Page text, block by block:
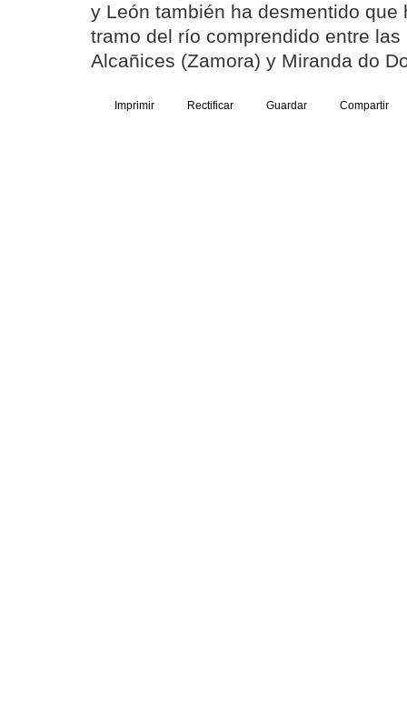
y León también ha desmentido que
tramo del río comprendido entre
Alcañices (Zamora) y Miranda do
Imprimir Rectificar Guardar Compartir